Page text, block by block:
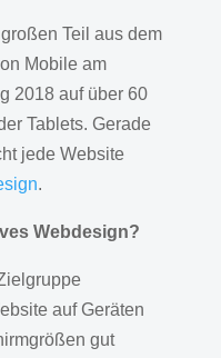
Teil aus dem
Mobile am
2018 auf über 60
Tablets. Gerade
jede Website
.
Webdesign?
auf Geräten
gut